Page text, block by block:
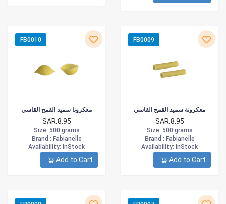
FB0010
معكرونا سميد القمح القاسي
SAR.8.95
Size: 500 grams
Brand : Fabianelle
Availability: InStock
Add to Cart
FB0009
معكرونة سميد القمح القاسي
SAR.8.95
Size: 500 grams
Brand : Fabianelle
Availability: InStock
Add to Cart